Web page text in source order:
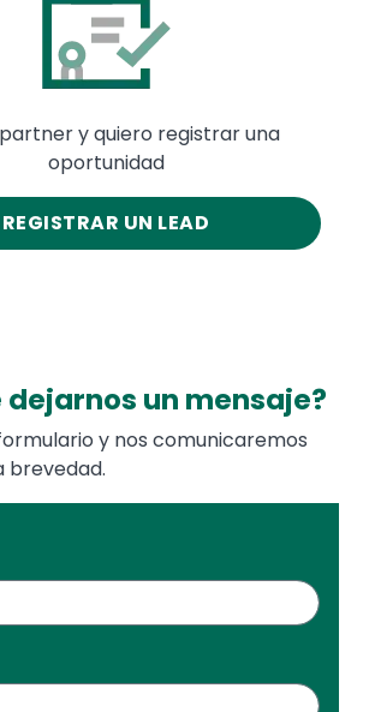
y quiero registrar una
oportunidad
REGISTRAR UN LEAD
dejarnos un mensaje?
y nos comunicaremos
brevedad.